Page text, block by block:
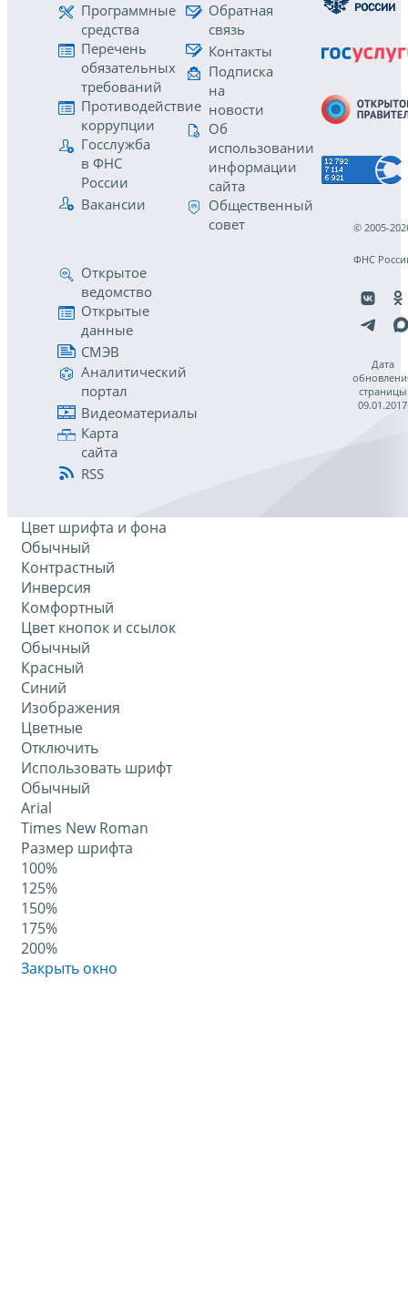
Программные
средства
Перечень
обязательных
требований
Противодействие
коррупции
Госслужба
в ФНС
России
Вакансии
Обратная
связь
Контакты
Подписка
на
новости
Об
использовании
информации
сайта
Общественный
совет
Открытое
ведомство
Открытые
данные
СМЭВ
Аналитический
портал
Видеоматериалы
Карта
сайта
RSS
© 2005-
ФНС
Дата
страницы
09.01.2017
Цвет шрифта и фона
Обычный
Контрастный
Инверсия
Комфортный
Цвет кнопок и ссылок
Обычный
Красный
Синий
Изображения
Цветные
Отключить
Использовать шрифт
Обычный
Arial
Times New Roman
Размер шрифта
100%
125%
150%
175%
200%
Закрыть окно